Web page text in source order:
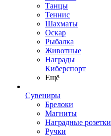
Танцы
Теннис
Шахматы
Оскар
Рыбалка
Животные
Награды
Киберспорт
Ещё
Сувениры
Брелоки
Магниты
Наградные розетки
Ручки